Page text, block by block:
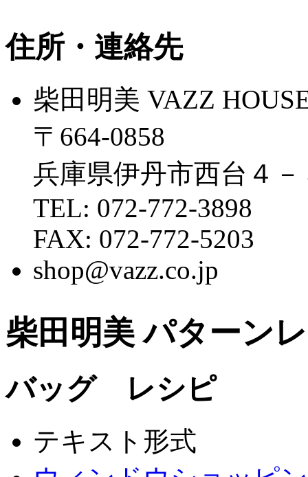
住所・連絡先
柴田明美 VAZZ
〒664-0858
兵庫県伊丹市西台４
TEL: 072-772-3898
FAX: 072-772-5203
shop@vazz.co.jp
柴田明美 パターン
バッグ レシピ
テキスト形式